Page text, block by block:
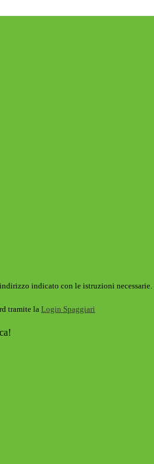
indicato con le istruzioni necessarie.
tramite la Login Spaggiari